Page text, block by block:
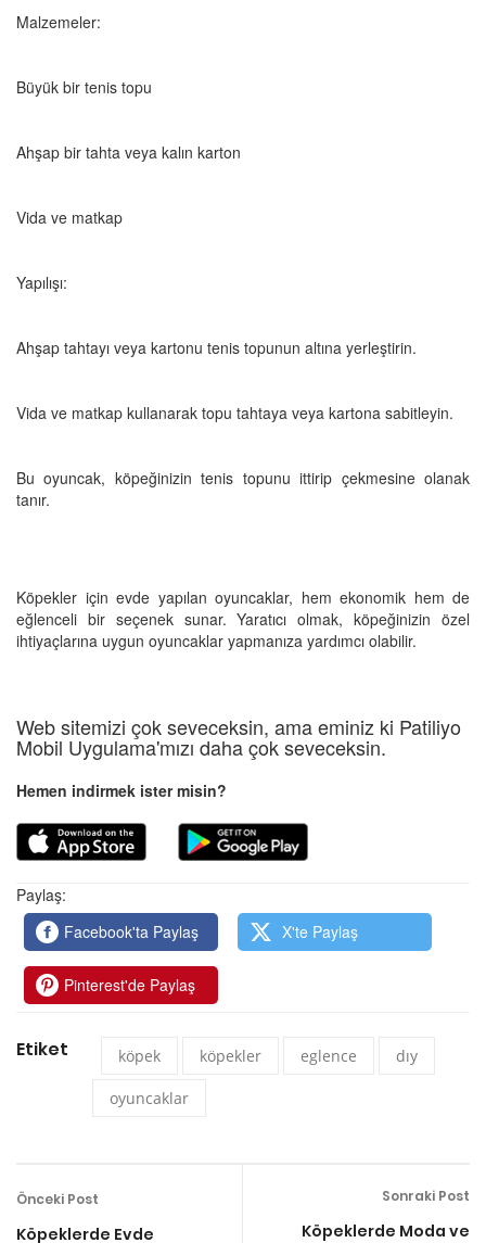
Malzemeler:
Büyük bir tenis topu
Ahşap bir tahta veya kalın karton
Vida ve matkap
Yapılışı:
Ahşap tahtayı veya kartonu tenis topunun altına yerleştirin.
Vida ve matkap kullanarak topu tahtaya veya kartona sabitleyin.
Bu oyuncak, köpeğinizin tenis topunu ittirip çekmesine olanak
tanır.
Köpekler için evde yapılan oyuncaklar, hem ekonomik hem de
eğlenceli bir seçenek sunar. Yaratıcı olmak, köpeğinizin özel
ihtiyaçlarına uygun oyuncaklar yapmanıza yardımcı olabilir.
Web sitemizi çok seveceksin, ama eminiz ki Patiliyo
Mobil Uygulama'mızı daha çok seveceksin.
Hemen indirmek ister misin?
Paylaş:
Facebook'ta Paylaş
X'te Paylaş
Pinterest'de Paylaş
Etiket köpek köpekler eglence dıy
oyuncaklar
Önceki Post
Köpeklerde Evde
Sonraki Post
Köpeklerde Moda ve